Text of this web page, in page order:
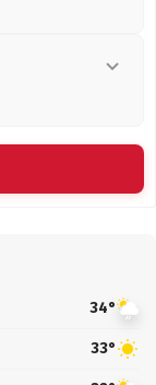
34°
33°